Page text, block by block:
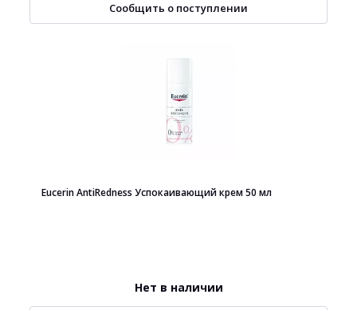
Сообщить о поступлении
Eucerin AntiRedness Успокаивающий крем 50 мл
Нет в наличии